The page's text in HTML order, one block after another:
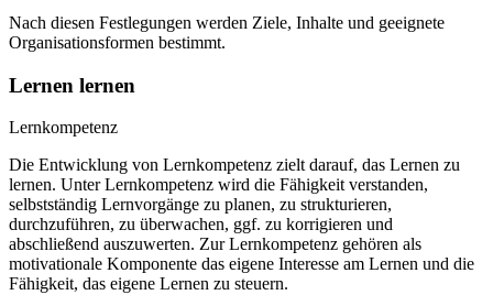
Nach diesen Festlegungen werden Ziele, Inhalte und geeignete
Organisationsformen bestimmt.
Lernen lernen
Lernkompetenz
Die Entwicklung von Lernkompetenz zielt darauf, das Lernen zu
lernen. Unter Lernkompetenz wird die Fähigkeit verstanden,
selbstständig Lernvorgänge zu planen, zu strukturieren,
durchzuführen, zu überwachen, ggf. zu korrigieren und
abschließend auszuwerten. Zur Lernkompetenz gehören als
motivationale Komponente das eigene Interesse am Lernen und die
Fähigkeit, das eigene Lernen zu steuern.